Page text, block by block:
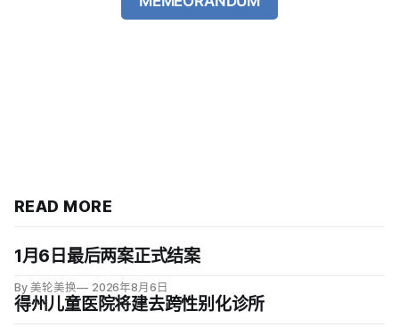
READ MORE
1月6日最后两案正式结案
By 美轮美换 2026年8月6日
得州儿童医院将建去跨性别化诊所